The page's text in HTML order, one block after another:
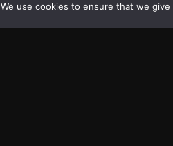
We use cookies to ensure that we